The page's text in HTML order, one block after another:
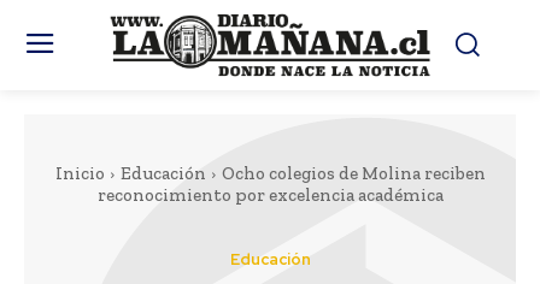
Inicio Educación
Ocho colegios de Molina reciben
reconocimiento por excelencia académica
Educación